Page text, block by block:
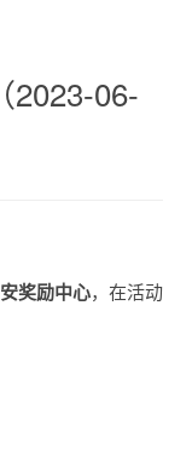
2023-06-
奖励中心，在活动